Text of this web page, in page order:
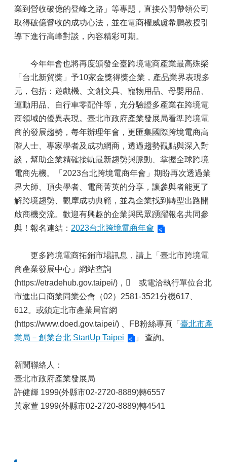
業到營收破億的登峰之路」等專題，直接公開帶領公司
取得破億營收的成功心法，並在電商權威盧希鵬教授引
導下進行高峰對談，內容精彩可期。
今年年會也將再度頒發全臺跨境電商產業最高殊榮
「台北新貿獎」予10家金獎得獎企業，產品業界表現多
元，包括：遊戲機、文創文具、寵物用品、母嬰用品、
運動用品、自行車零配件等，充分驗證多產業在跨境電
商領域的優異表現。臺北市政府產業發展局看準跨境電
商的發展趨勢，每年辦理年會，更匯集國際跨境電商高
階人士、專家學者及成功網商，透過趨勢觀點與深入對
談，幫助企業精確接軌最新趨勢與脈動、掌握全球跨境
電商先機。「2023台北跨境電商年會」期盼再次透過業
界大師、頂尖學者、電商菁英的分享，讓參與者能更了
解跨境趨勢、觀摩成功典範，並為企業找到轉型出路開
啟商機交流。歡迎有興趣的企業與民眾踴躍報名共同參
與！報名連結： 2023台北跨境電商年會
更多跨境電商拓銷市場訊息，請上「臺北市跨境電
商產業發展中心」網站查詢
(https://etradehub.gov.taipei/)， 或電洽執行單位台北
市進出口商業同業公會（02）2581-3521分機617、
612。或鎖定北市產業局官網
(https://www.doed.gov.taipei/) 、FB粉絲專頁「 臺北市產
業局－創業台北 StartUp Taipei
」 查詢。
新聞聯絡人：
臺北市政府產業發展局
許健輝 1999(外縣市02-2720-8889)轉6557
黃家萱 1999(外縣市02-2720-8889)轉4541